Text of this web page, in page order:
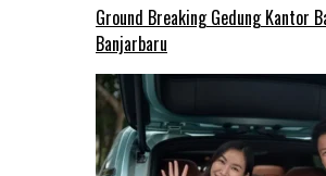
Ground Breaking Gedung Kantor
Banjarbaru